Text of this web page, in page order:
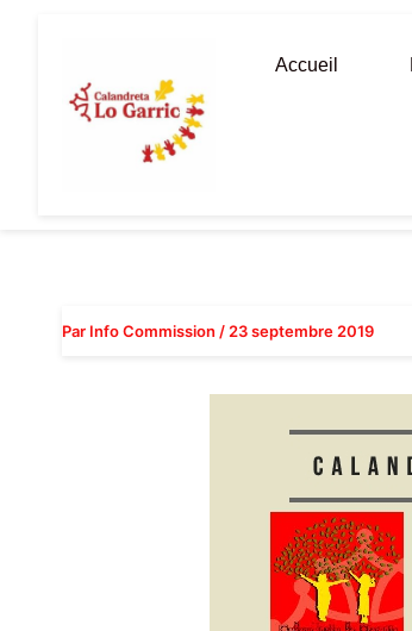
Accueil
Par Info Commission / 23 septembre 2019